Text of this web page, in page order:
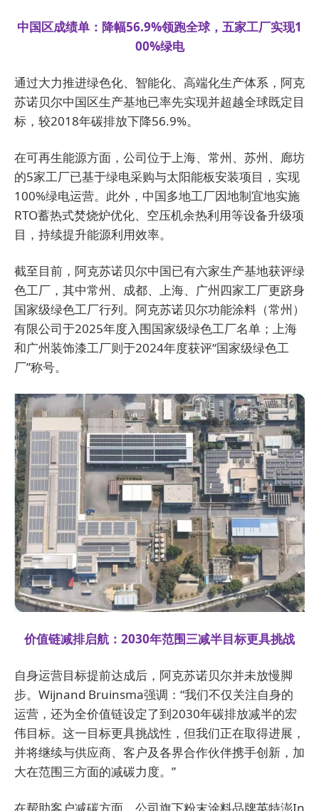
中国区成绩单：降幅56.9%领跑全球，五家工厂实现1
00%绿电
通过大力推进绿色化、智能化、高端化生产体系， 阿克
苏诺贝尔中国区生产基地已率先实现并超越全球既定目
标，较2018年碳排放下降56.9%。
在可再生能源方面，公司位于上海、常州、苏州、廊坊
的5家工厂已基于绿电采购与太阳能板安装项目，实现
100%绿电运营。此外，中国多地工厂因地制宜地实施
RTO蓄热式焚烧炉优化、空压机余热利用等设备升级项
目，持续提升能源利用效率。
截至目前，阿克苏诺贝尔中国已有六家生产基地获评绿
色工厂，其中常州、成都、上海、广州四家工厂更跻身
国家级绿色工厂行列。阿克苏诺贝尔功能涂料（常州）
有限公司于2025年度入围国家级绿色工厂名单；上海
和广州装饰漆工厂则于2024年度获评“国家级绿色工
厂”称号。
价值链减排启航：2030年范围三减半目标更具挑战
自身运营目标提前达成后，阿克苏诺贝尔并未放慢脚
步。Wijnand Bruinsma强调：“我们不仅关注自身的
运营，还为全价值链设定了到2030年碳排放减半的宏
伟目标。这一目标更具挑战性，但我们正在取得进展，
并将继续与供应商、客户及各界合作伙伴携手创新，加
大在范围三方面的减碳力度。”
在帮助客户减碳方面，公司旗下粉末涂料品牌英特澎In